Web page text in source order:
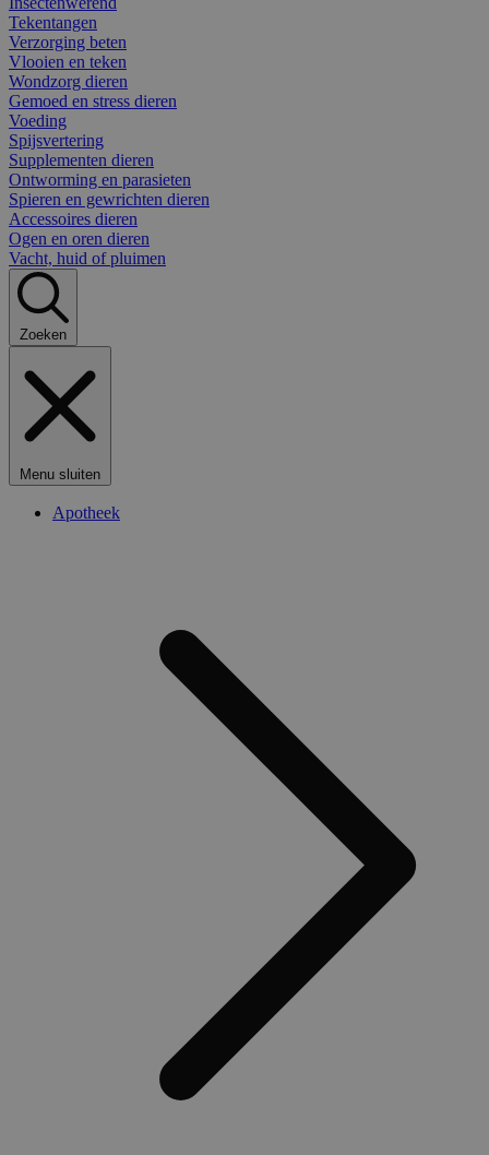
Tekentangen
Verzorging beten
Vlooien en teken
Wondzorg dieren
Gemoed en stress dieren
Voeding
Spijsvertering
Supplementen dieren
Ontworming en parasieten
Spieren en gewrichten dieren
Accessoires dieren
Ogen en oren dieren
Vacht, huid of pluimen
Zoeken
Menu sluiten
Apotheek